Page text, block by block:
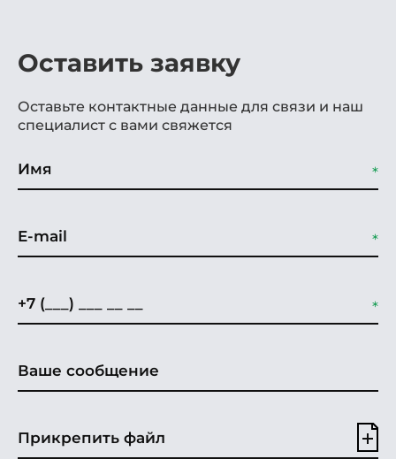
Оставить заявку
Оставьте контактные данные для связи и наш
специалист с вами свяжется
Прикрепить файл